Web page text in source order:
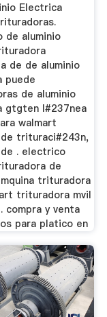
Electrica
de aluminio
de de aluminio
puede
de aluminio
gtgten l#237nea
walmart
trituraci#243n,
. electrico
de
trituradora
trituradora mvil
compra y venta
para platico en